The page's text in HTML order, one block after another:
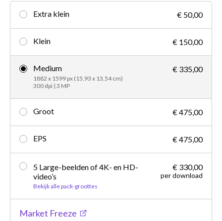
Extra klein € 50,00
Klein € 150,00
Medium
1882 x 1599 px (15,93 x 13,54 cm)
300 dpi | 3 MP
€ 335,00
Groot € 475,00
EPS € 475,00
5 Large-beelden of 4K- en HD-
video’s
Bekijk alle pack-groottes
€ 330,00
per download
Market Freeze